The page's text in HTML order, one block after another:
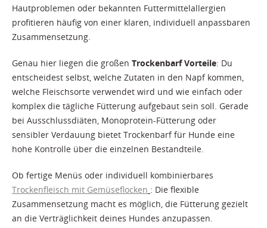
Hautproblemen oder bekannten Futtermittelallergien
profitieren häufig von einer klaren, individuell anpassbaren
Zusammensetzung.
Genau hier liegen die großen Trockenbarf Vorteile: Du
entscheidest selbst, welche Zutaten in den Napf kommen,
welche Fleischsorte verwendet wird und wie einfach oder
komplex die tägliche Fütterung aufgebaut sein soll. Gerade
bei Ausschlussdiäten, Monoprotein-Fütterung oder
sensibler Verdauung bietet Trockenbarf für Hunde eine
hohe Kontrolle über die einzelnen Bestandteile.
Ob fertige Menüs oder individuell kombinierbares
Trockenfleisch mit Gemüseflocken : Die flexible
Zusammensetzung macht es möglich, die Fütterung gezielt
an die Verträglichkeit deines Hundes anzupassen.